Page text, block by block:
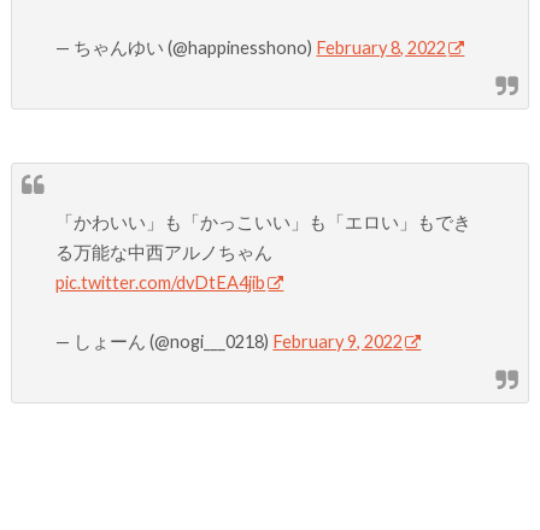
— ちゃんゆい (@happinesshono) February 8, 2022
「かわいい」も「かっこいい」も「エロい」もでき
る万能な中西アルノちゃん
pic.twitter.com/dvDtEA4jib
— しょーん (@nogi___0218) February 9, 2022